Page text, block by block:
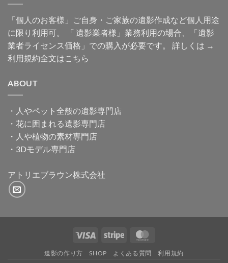
「個人のお客様」ご自身・ご家族の遺影作成など個人用途
に限り利用可。 「 遺影業者様」業務利用の場合、「遺影
業者ライセンス価格」での購入が必要です。 詳しくは →
利用規約全文はこちら
ABOUT
・ 人やペット全般の遺影専門店
・ 花に囲まれる遺影専門店
・ 人や植物の素材専門店
・ 3Dモデル専門店
アトリエブラウン株式会社
Visa Stripe
遺影の作り方 SHOP よくある質問 利用規約